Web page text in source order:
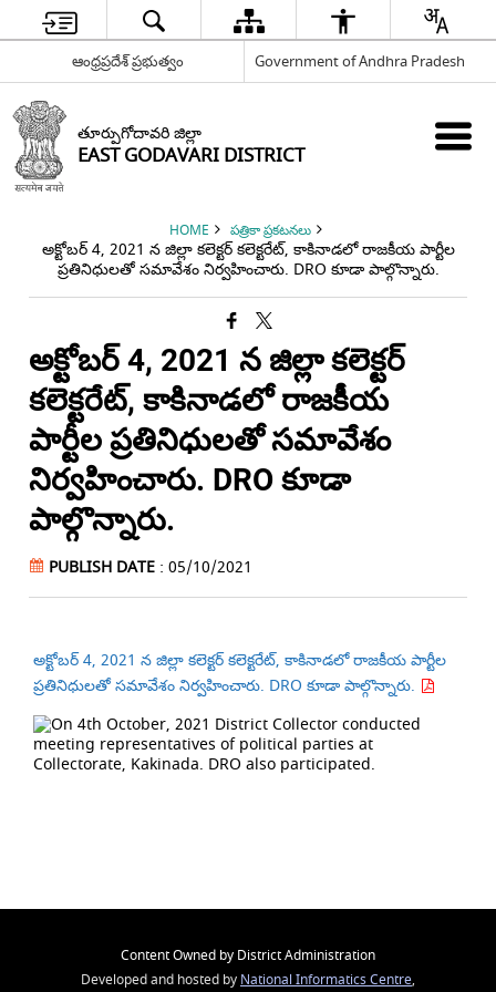
ఆంధ్రప్రదేశ్ ప్రభుత్వం Government of Andhra Pradesh
తూర్పుగోదావరి జిల్లా
EAST GODAVARI DISTRICT
HOME పత్రికా ప్రకటనలు
అక్టోబర్ 4, 2021 న జిల్లా కలెక్టర్ కలెక్టరేట్, కాకినాడలో రాజకీయ పార్టీల
ప్రతినిధులతో సమావేశం నిర్వహించారు. DRO కూడా పాల్గొన్నారు.
అక్టోబర్ 4, 2021 న జిల్లా కలెక్టర్
కలెక్టరేట్, కాకినాడలో రాజకీయ
పార్టీల ప్రతినిధులతో సమావేశం
నిర్వహించారు. DRO కూడా
పాల్గొన్నారు.
PUBLISH DATE : 05/10/2021
అక్టోబర్ 4, 2021 న జిల్లా కలెక్టర్ కలెక్టరేట్, కాకినాడలో రాజకీయ పార్టీల
ప్రతినిధులతో సమావేశం నిర్వహించారు. DRO కూడా పాల్గొన్నారు.
Content Owned by District Administration
Developed and hosted by National Informatics Centre,